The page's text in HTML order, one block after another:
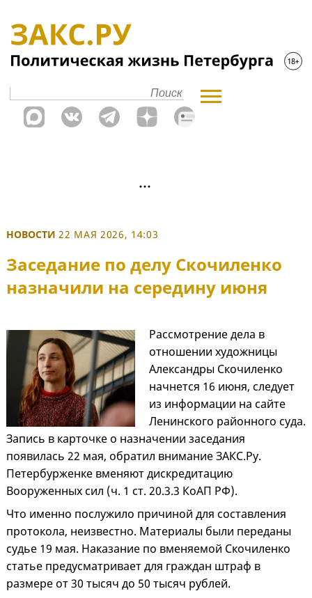
НОВОСТИ 22 МАЯ 2026, 14:03
Заседание по делу Скочиленко
назначили на середину июня
Рассмотрение дела в
отношении художницы
Александры Скочиленко
начнется 16 июня, следует
из информации на сайте
Ленинского районного суда.
Запись в карточке о назначении заседания
появилась 22 мая, обратил внимание ЗАКС.Ру.
Петербурженке вменяют дискредитацию
Вооруженных сил (ч. 1 ст. 20.3.3 КоАП РФ).
Что именно послужило причиной для составления
протокола, неизвестно. Материалы были переданы
судье 19 мая. Наказание по вменяемой Скочиленко
статье предусматривает для граждан штраф в
размере от 30 тысяч до 50 тысяч рублей.